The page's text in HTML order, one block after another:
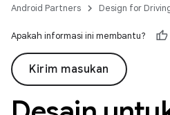
Android Partners Design for
Apakah informasi ini membantu?
Kirim masukan